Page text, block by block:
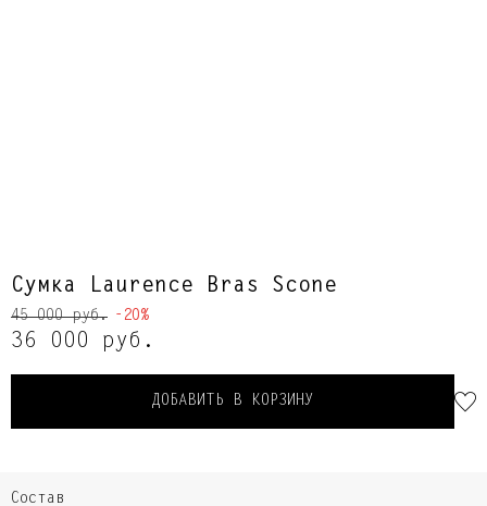
Сумка Laurence Bras Scone
36 000 руб.
45 000 руб. -20%
ДОБАВИТЬ В КОРЗИНУ
Состав